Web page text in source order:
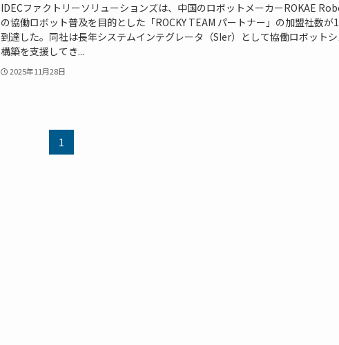
IDECファクトリーソリューションズは、中国のロボットメーカーROKAE
の協働ロボット普及を目的とした「ROCKY TEAM パートナー」の加盟社数が
到達した。同社は長年システムインテグレータ（SIer）として協働ロボット
構築を支援してき...
2025年11月28日
1